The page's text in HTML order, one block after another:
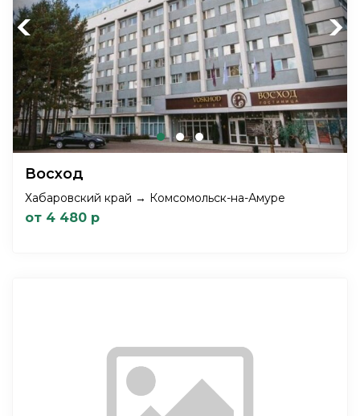
Previous Next
Восход
Хабаровский край → Комсомольск-на-Амуре
от 4 480 р